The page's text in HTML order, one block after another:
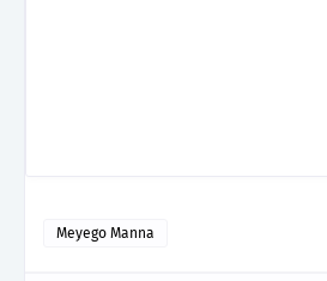
Meyego Manna